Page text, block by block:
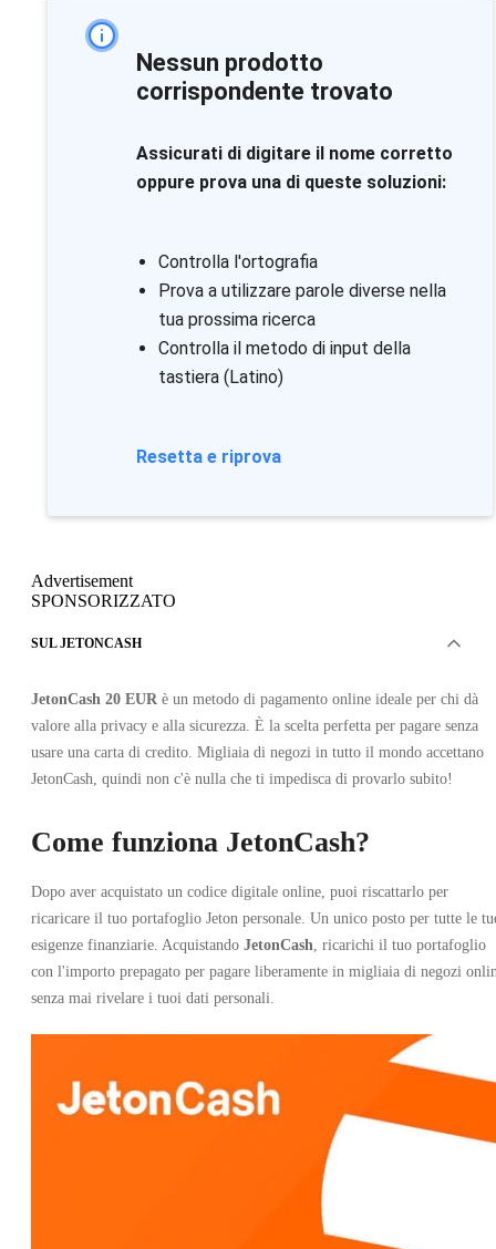
Nessun prodotto
corrispondente trovato
Assicurati di digitare il nome corretto
oppure prova una di queste soluzioni:
Controlla l'ortografia
Prova a utilizzare parole diverse nella
tua prossima ricerca
Controlla il metodo di input della
tastiera (Latino)
Resetta e riprova
Advertisement
SPONSORIZZATO
SUL JETONCASH
JetonCash 20 EUR è un metodo di pagamento online ideale per chi dà
valore alla privacy e alla sicurezza. È la scelta perfetta per pagare senza
usare una carta di credito. Migliaia di negozi in tutto il mondo accettano
JetonCash, quindi non c'è nulla che ti impedisca di provarlo subito!
Come funziona JetonCash?
Dopo aver acquistato un codice digitale online, puoi riscattarlo per
ricaricare il tuo portafoglio Jeton personale. Un unico posto per tutte le
esigenze finanziarie. Acquistando JetonCash, ricarichi il tuo portafoglio
con l'importo prepagato per pagare liberamente in migliaia di negozi
senza mai rivelare i tuoi dati personali.